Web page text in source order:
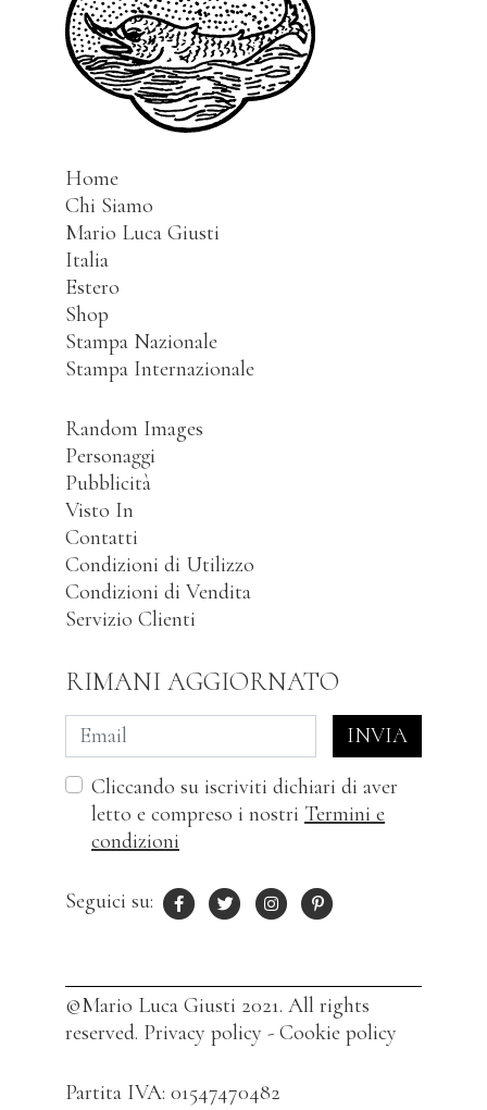
Home
Chi Siamo
Mario Luca Giusti
Italia
Estero
Shop
Stampa Nazionale
Stampa Internazionale
Random Images
Personaggi
Pubblicità
Visto In
Contatti
Condizioni di Utilizzo
Condizioni di Vendita
Servizio Clienti
RIMANI AGGIORNATO
INVIA
Cliccando su iscriviti dichiari di aver
letto e compreso i nostri Termini e
condizioni
Seguici su:
©Mario Luca Giusti 2021. All rights
reserved. Privacy policy - Cookie policy
Partita IVA: 01547470482